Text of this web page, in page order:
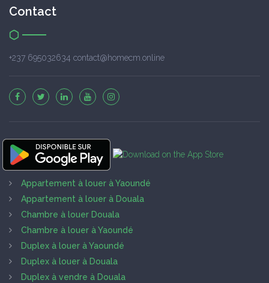
Contact
+237 695032634 contact@homecm.online
Appartement à louer à Yaoundé
Appartement à louer à Douala
Chambre à louer Douala
Chambre à louer à Yaoundé
Duplex à louer à Yaoundé
Duplex à louer à Douala
Duplex à vendre à Douala